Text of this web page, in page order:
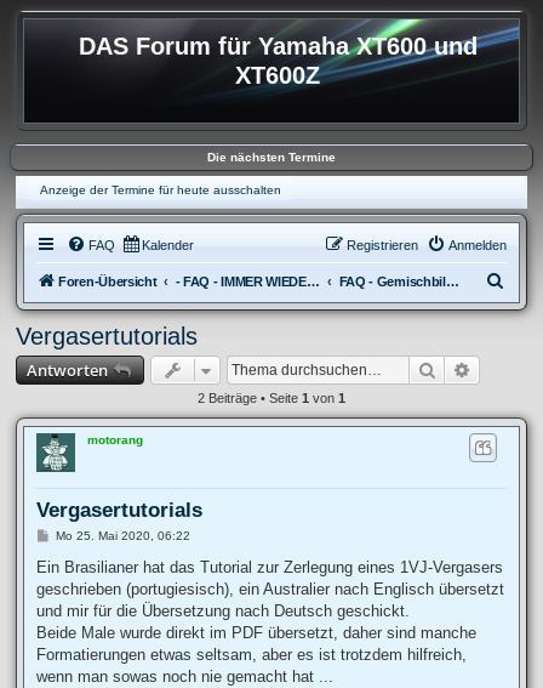
DAS Forum für Yamaha XT600 und
XT600Z
Die nächsten Termine
Anzeige der Termine für heute ausschalten
FAQ Kalender Anmelden
Registrieren
Foren-Übersicht - FAQ - IMMER WIEDER AUFKOMMENDE FRAGEN FAQ - Gemischbildung
u
Vergasertutorials
Antworten Suche
2 Beiträge • Seite 1 von 1
motorang
Vergasertutorials
B
i
r
a
Mo 25. Mai 2020, 06:22
Ein Brasilianer hat das Tutorial zur Zerlegung eines 1VJ-Vergasers
geschrieben (portugiesisch), ein Australier nach Englisch übersetzt
und mir für die Übersetzung nach Deutsch geschickt.
Beide Male wurde direkt im PDF übersetzt, daher sind manche
Formatierungen etwas seltsam, aber es ist trotzdem hilfreich,
wenn man sowas noch nie gemacht hat ...